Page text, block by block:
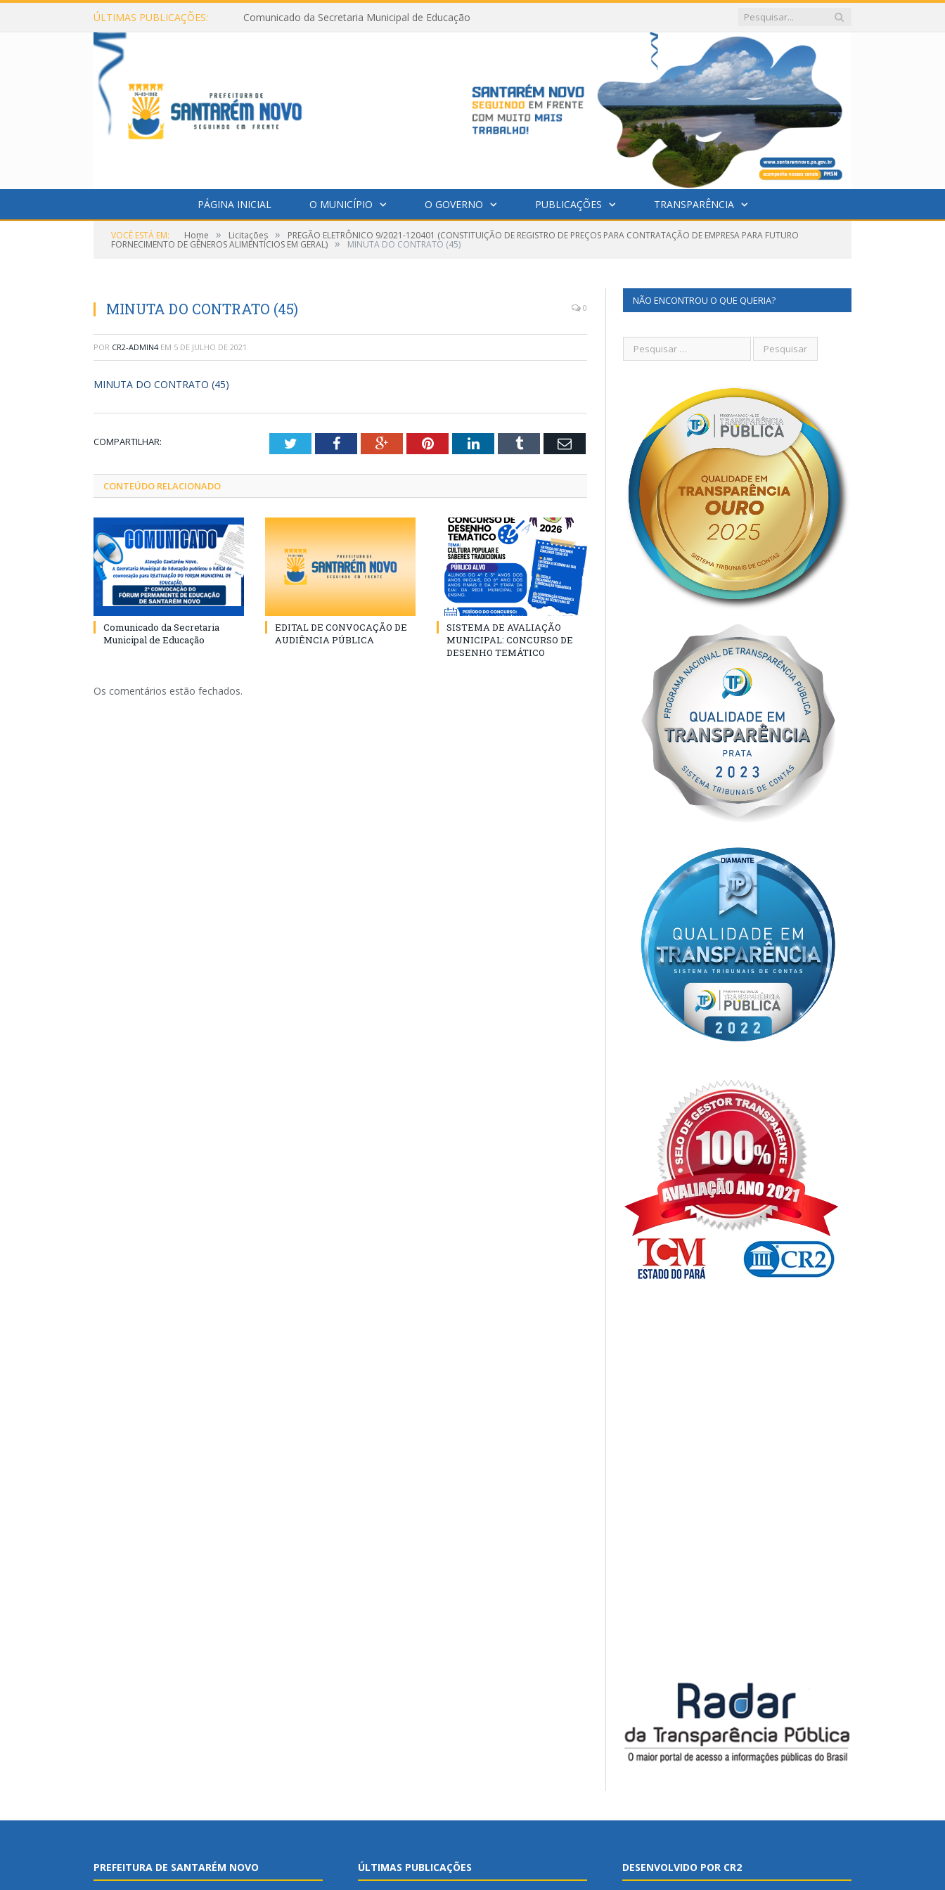
ÚLTIMAS PUBLICAÇÕES: Comunicado da Secretaria Municipal de Educação
PÁGINA INICIAL O MUNICÍPIO O GOVERNO PUBLICAÇÕES TRANSPARÊNCIA
VOCÊ ESTÁ EM: Home » Licitações » PREGÃO ELETRÔNICO 9/2021-120401 (CONSTITUIÇÃO DE REGISTRO DE PREÇOS PARA CONTRATAÇÃO DE EMPRESA PARA FUTURO
FORNECIMENTO DE GÊNEROS ALIMENTÍCIOS EM GERAL) » MINUTA DO CONTRATO (45)
MINUTA DO CONTRATO (45) 0
POR CR2-ADMIN4 EM 5 DE JULHO DE 2021
MINUTA DO CONTRATO (45)
COMPARTILHAR: TwitterFacebookGoogle+PinterestLinkedInTumblr Email
CONTEÚDO RELACIONADO
Comunicado da Secretaria
Municipal de Educação
EDITAL DE CONVOCAÇÃO DE
AUDIÊNCIA PÚBLICA
SISTEMA DE AVALIAÇÃO
MUNICIPAL: CONCURSO DE
DESENHO TEMÁTICO
Os comentários estão fechados.
NÃO ENCONTROU O QUE QUERIA?
PREFEITURA DE SANTARÉM NOVO ÚLTIMAS PUBLICAÇÕES DESENVOLVIDO POR CR2